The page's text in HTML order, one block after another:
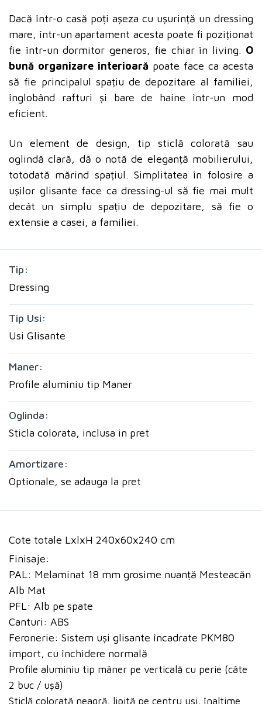
Dacă într-o casă poți așeza cu ușurință un dressing
mare, într-un apartament acesta poate fi poziționat
fie într-un dormitor generos, fie chiar în living. O
bună organizare interioară poate face ca acesta
să fie principalul spațiu de depozitare al familiei,
înglobând rafturi și bare de haine într-un mod
eficient.
Un element de design, tip sticlă colorată sau
oglindă clară, dă o notă de eleganță mobilierului,
totodată mărind spațiul. Simplitatea în folosire a
ușilor glisante face ca dressing-ul să fie mai mult
decât un simplu spațiu de depozitare, să fie o
extensie a casei, a familiei.
Tip:
Dressing
Tip Usi:
Usi Glisante
Maner:
Profile aluminiu tip Maner
Oglinda:
Sticla colorata, inclusa in pret
Amortizare:
Optionale, se adauga la pret
Cote totale LxlxH 240x60x240 cm
Finisaje:
PAL: Melaminat 18 mm grosime nuanță Mesteacăn
Alb Mat
PFL: Alb pe spate
Canturi: ABS
Feronerie: Sistem uși glisante încadrate PKM80
import, cu închidere normală
Profile aluminiu tip mâner pe verticală cu perie (câte
2 buc / ușă)
Sticlă colorată neagră, lipită pe centru usi, înaltime